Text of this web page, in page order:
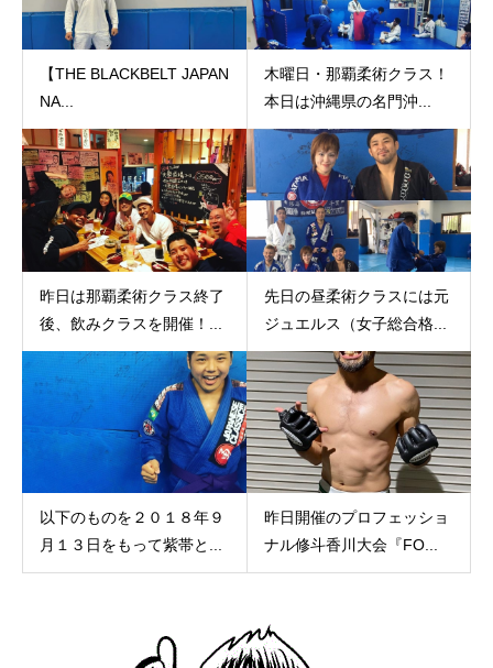
【THE BLACKBELT JAPAN
NA...
木曜日・那覇柔術クラス！
本日は沖縄県の名門沖...
昨日は那覇柔術クラス終了
後、飲みクラスを開催！...
先日の昼柔術クラスには元
ジュエルス（女子総合格...
以下のものを２０１８年９
月１３日をもって紫帯と...
昨日開催のプロフェッショ
ナル修斗香川大会『FO...